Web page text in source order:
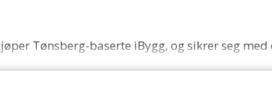
Tønsberg-baserte iBygg, og sikrer seg